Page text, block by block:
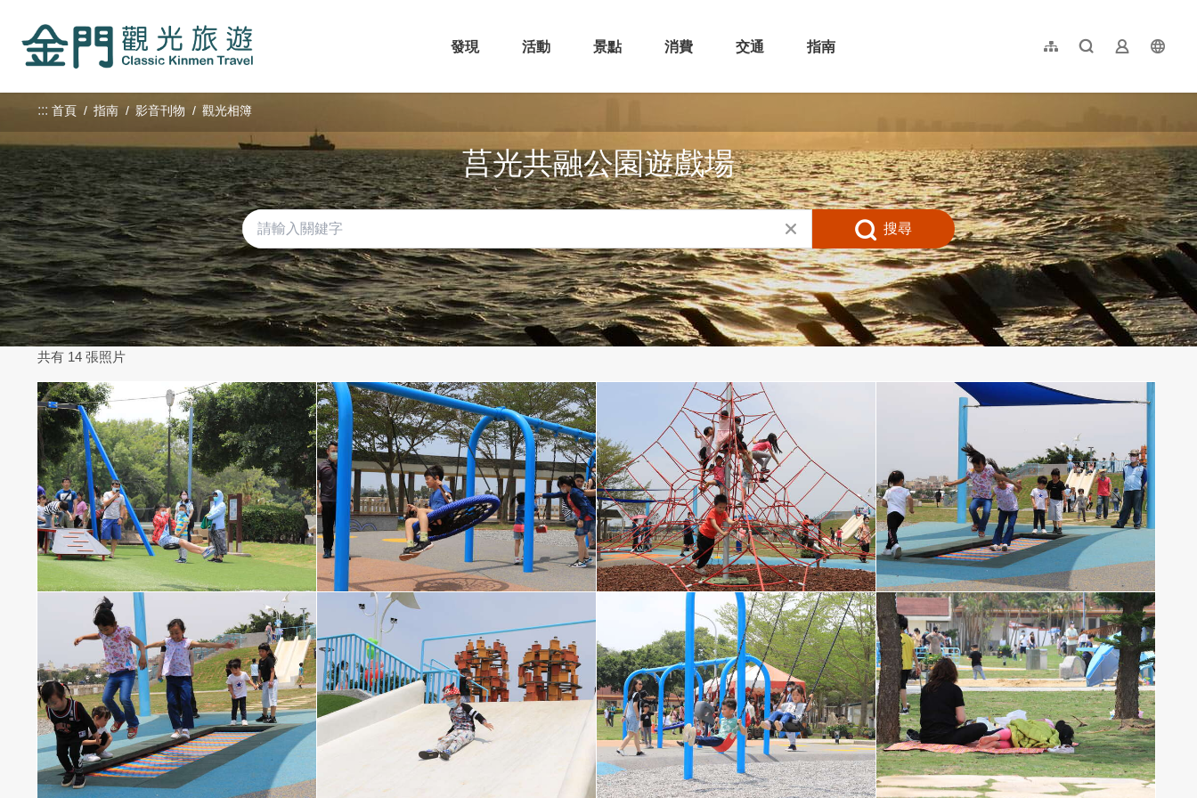
內
發現
活動 景點 消費 交通 指南 網站導覽全文檢索業者登入
简体中文
日本語
한국어
::: 首頁 指南 影音刊物 觀光相簿
莒光共融公園遊戲場
搜尋
共有 14 張照片